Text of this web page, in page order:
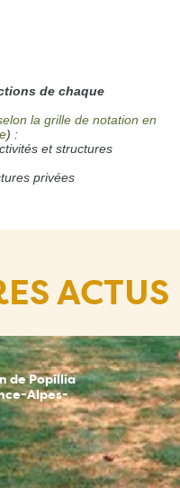
de chaque
la grille de notation en
) :
et structures
privées
ACTUS
de Popillia
Alpes-